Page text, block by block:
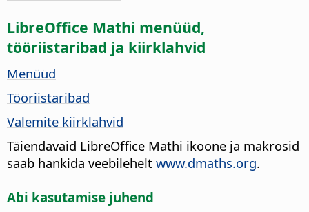
LibreOffice Mathi menüüd,
tööriistaribad ja kiirklahvid
Menüüd
Tööriistaribad
Valemite kiirklahvid
Täiendavaid LibreOffice Mathi ikoone ja makrosid
saab hankida veebilehelt www.dmaths.org.
Abi kasutamise juhend